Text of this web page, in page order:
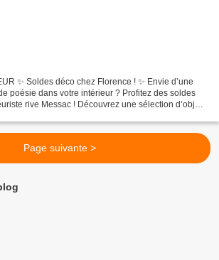
✨ Soldes déco chez Florence ! ✨ Envie d’une
poésie dans votre intérieur ? Profitez des soldes
rive Messac ! Découvrez une sélection d’objets
Page suivante >